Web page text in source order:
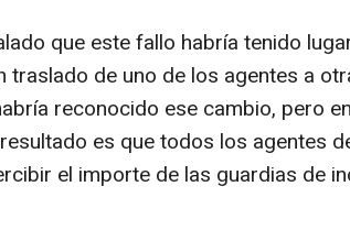
que este fallo habría tenido
traslado de uno de los agentes a
reconocido ese cambio, pero
es que todos los agentes
el importe de las guardias de